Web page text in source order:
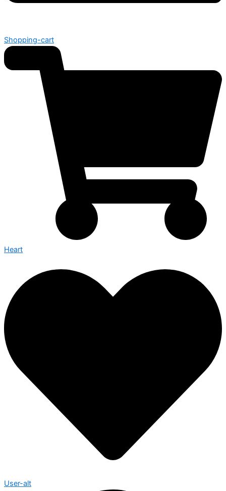
Shopping-cart
Heart
User-alt